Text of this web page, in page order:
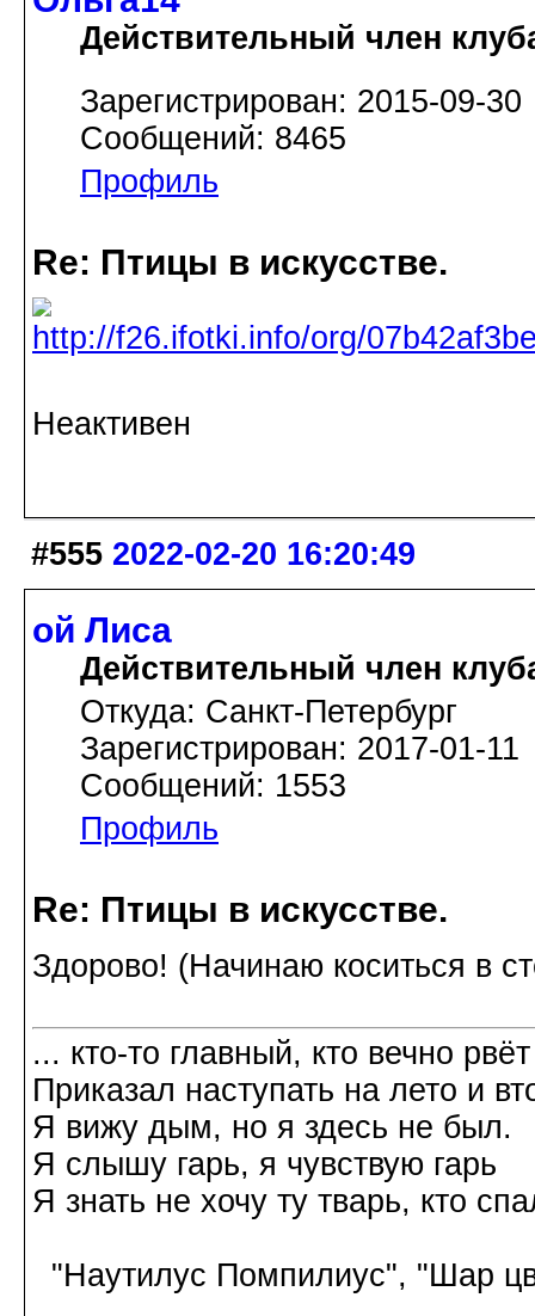
Действительный член
Зарегистрирован: 2015-09-30
Сообщений: 8465
Профиль
Re: Птицы в искусстве.
Неактивен
#555 2022-02-20 16:20:49
ой Лиса
Действительный член
Откуда: Санкт-Петербург
Зарегистрирован: 2017-01-11
Сообщений: 1553
Профиль
Re: Птицы в искусстве.
Здорово! (Начинаю коситься в
... кто-то главный, кто вечно рвёт
Приказал наступать на лето и
Я вижу дым, но я здесь не был.
Я слышу гарь, я чувствую гарь
Я знать не хочу ту тварь, кто
"Наутилус Помпилиус", "Шар